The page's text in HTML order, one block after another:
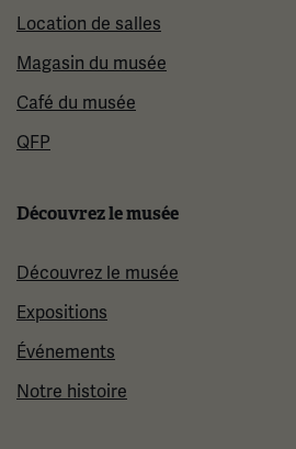
Location de salles
Magasin du musée
Café du musée
QFP
Découvrez le musée
Découvrez le musée
Expositions
Événements
Notre histoire